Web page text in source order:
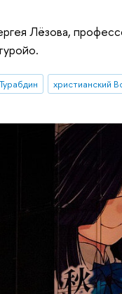
Лёзова,
Турабдин христианский